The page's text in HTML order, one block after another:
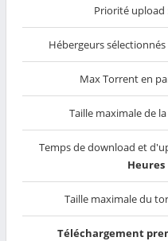
Priorité upload
Hébergeurs sélectionnés
Max Torrent en
Taille maximale de
Temps de download et
Heures
Taille maximale du
Téléchargement